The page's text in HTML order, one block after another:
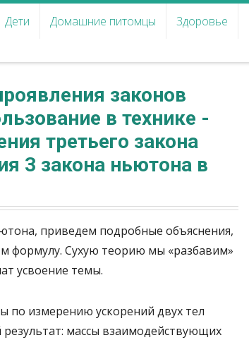
Дети Домашние питомцы Здоровье
законов
в технике -
третьего закона
3 закона ньютона в
приведем подробные объяснения,
формулу. Сухую теорию мы «разбавим»
усвоение темы.
измерению ускорений двух тел
массы взаимодействующих